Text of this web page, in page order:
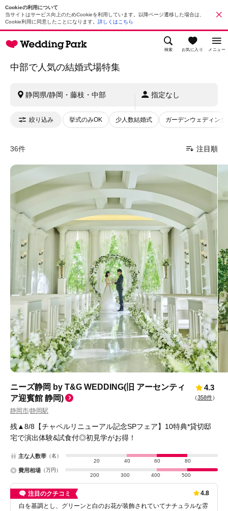
Cookieの利用について
当サイトはサービス向上のためCookieを利用しています。以降ページ遷移した場合は、
Cookie利用に同意したことになります。 詳しくはこちら
検索 お気に入り メニュー
中部で人気の結婚式場特集
静岡県/静岡・藤枝・中部 指定なし
絞り込み 挙式のみOK 少人数結婚式 ガーデンウェディング
36件 注目順
ニーズ静岡 by T&G WEDDING(旧 アーセンティ
ア迎賓館 静岡)
静岡市/静岡駅
4.3
（358件）
残▲8/8【チャペルリニューアル記念SPフェア】10特典*貸切邸
宅で演出体験&試食付◎初見学がお得！
主な人数帯 （名）
20
40 60 80
費用相場 （万円）
200
300 400 500
注目のクチコミ
4.8
白を基調とし、グリーンと白のお花が装飾されていてナチュラルな雰